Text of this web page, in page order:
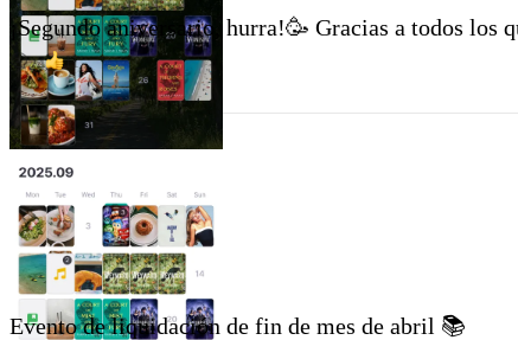
¡Segundo aniversario, hurra!🥳 Gracias a todos los
24 11
Evento de liquidación de fin de mes de abril 📚